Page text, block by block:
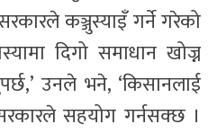
कञ्जुस्याइँ गर्ने गरेको
दिगो समाधान खोज्न
उनले भने, ‘किसानलाई
सहयोग गर्नसक्छ ।